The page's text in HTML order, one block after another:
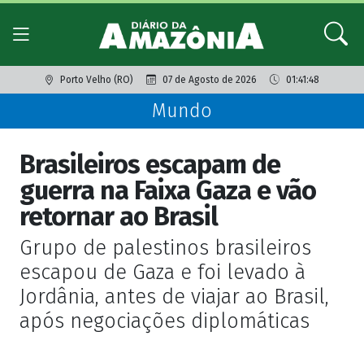
Porto Velho (RO) 07 de Agosto de 2026 01:41:48
Mundo
Brasileiros escapam de
guerra na Faixa Gaza e vão
retornar ao Brasil
Grupo de palestinos brasileiros
escapou de Gaza e foi levado à
Jordânia, antes de viajar ao Brasil,
após negociações diplomáticas